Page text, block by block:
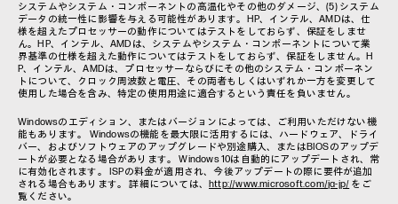
システムやシステム・コンポーネントの高温化やその他のダメージ、(5) システム
データの統一性に影響を与える可能性があります。HP、インテル、AMDは、仕
様を超えたプロセッサーの動作についてはテストをしておらず、保証をしませ
ん。HP、インテル、AMDは、システムやシステム・コンポーネントについて業
界基準の仕様を超えた動作についてはテストをしておらず、保証をしません。H
P、インテル、AMDは、プロセッサーならびにその他のシステム・コンポーネン
トについて、クロック周波数と電圧、その両者もしくはいずれか一方を変更して
使用した場合を含み、特定の使用用途に適合するという責任を負いません。
Windowsのエディション、またはバージョンによっては、ご利用いただけない機
能もあります。 Windowsの機能を最大限に活用するには、ハードウェア、ドライ
バー、およびソフトウェアのアップグレードや別途購入、またはBIOSのアップデ
ートが必要となる場合があります。 Windows 10は自動的にアップデートされ、常
に有効化されます。 ISPの料金が適用され、今後アップデートの際に要件が追加
される場合もあります。 詳細については、 http://www.microsoft.com/ja-jp/ をご
覧ください。